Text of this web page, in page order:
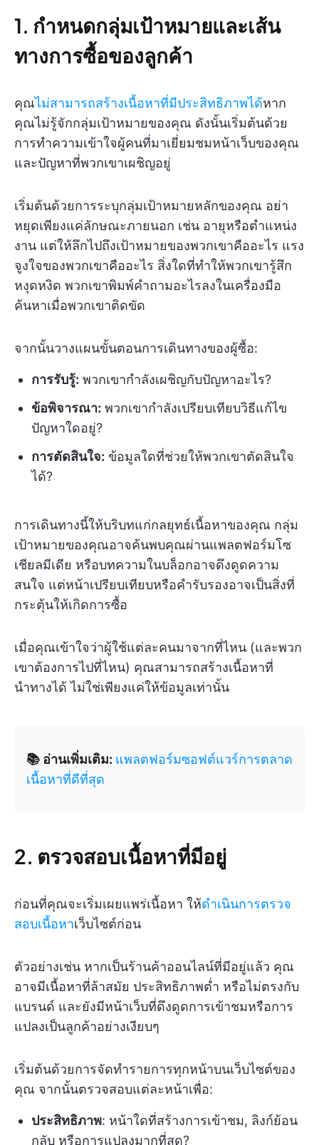
1. กำหนดกลุ่มเป้าหมายและเส้น
ทางการซื้อของลูกค้า
คุณไม่สามารถสร้างเนื้อหาที่มีประสิทธิภาพได้หาก
คุณไม่รู้จักกลุ่มเป้าหมายของคุณ ดังนั้นเริ่มต้นด้วย
การทำความเข้าใจผู้คนที่มาเยี่ยมชมหน้าเว็บของคุณ
และปัญหาที่พวกเขาเผชิญอยู่
เริ่มต้นด้วยการระบุกลุ่มเป้าหมายหลักของคุณ อย่า
หยุดเพียงแค่ลักษณะภายนอก เช่น อายุหรือตำแหน่ง
งาน แต่ให้ลึกไปถึงเป้าหมายของพวกเขาคืออะไร แรง
จูงใจของพวกเขาคืออะไร สิ่งใดที่ทำให้พวกเขารู้สึก
หงุดหงิด พวกเขาพิมพ์คำถามอะไรลงในเครื่องมือ
ค้นหาเมื่อพวกเขาติดขัด
จากนั้นวางแผนขั้นตอนการเดินทางของผู้ซื้อ:
การรับรู้: พวกเขากำลังเผชิญกับปัญหาอะไร?
ข้อพิจารณา: พวกเขากำลังเปรียบเทียบวิธีแก้ไข
ปัญหาใดอยู่?
การตัดสินใจ: ข้อมูลใดที่ช่วยให้พวกเขาตัดสินใจ
ได้?
การเดินทางนี้ให้บริบทแก่กลยุทธ์เนื้อหาของคุณ กลุ่ม
เป้าหมายของคุณอาจค้นพบคุณผ่านแพลตฟอร์มโซ
เชียลมีเดีย หรือบทความในบล็อกอาจดึงดูดความ
สนใจ แต่หน้าเปรียบเทียบหรือคำรับรองอาจเป็นสิ่งที่
กระตุ้นให้เกิดการซื้อ
เมื่อคุณเข้าใจว่าผู้ใช้แต่ละคนมาจากที่ไหน (และพวก
เขาต้องการไปที่ไหน) คุณสามารถสร้างเนื้อหาที่
นำทางได้ ไม่ใช่เพียงแค่ให้ข้อมูลเท่านั้น
📚 อ่านเพิ่มเติม: แพลตฟอร์มซอฟต์แวร์การตลาด
เนื้อหาที่ดีที่สุด
2. ตรวจสอบเนื้อหาที่มีอยู่
ก่อนที่คุณจะเริ่มเผยแพร่เนื้อหา ให้ดำเนินการตรวจ
สอบเนื้อหาเว็บไซต์ก่อน
ตัวอย่างเช่น หากเป็นร้านค้าออนไลน์ที่มีอยู่แล้ว คุณ
อาจมีเนื้อหาที่ล้าสมัย ประสิทธิภาพต่ำ หรือไม่ตรงกับ
แบรนด์ และยังมีหน้าเว็บที่ดึงดูดการเข้าชมหรือการ
แปลงเป็นลูกค้าอย่างเงียบๆ
เริ่มต้นด้วยการจัดทำรายการทุกหน้าบนเว็บไซต์ของ
คุณ จากนั้นตรวจสอบแต่ละหน้าเพื่อ:
ประสิทธิภาพ: หน้าใดที่สร้างการเข้าชม, ลิงก์ย้อน
กลับ หรือการแปลงมากที่สุด?